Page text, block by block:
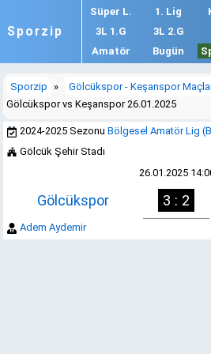
Sporzip
Süper L. 1. Lig
3L 1.G
3L 2.G
Amatör
Bugün
Sporzip » Gölcükspor - Keşanspor
Gölcükspor vs Keşanspor 26.01.2025
2024-2025 SezonuBölgesel Amatör Lig
Gölcük Şehir Stadı
26.01.2025
Gölcükspor 3 : 2
Adem Aydemir